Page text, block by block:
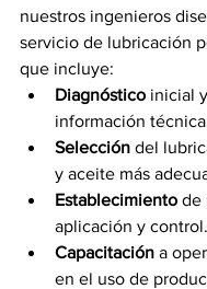
nuestros ingenieros
servicio de lubricación
que incluye:
Diagnóstico inicial
información
Selección del
y aceite más
Establecimiento de
aplicación y control.
Capacitación a
en el uso de